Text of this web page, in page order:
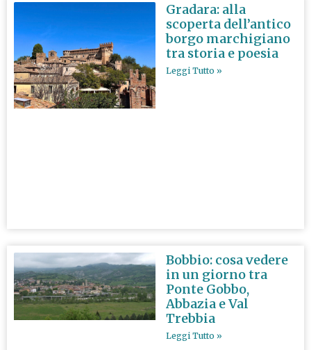
Gradara: alla
scoperta dell’antico
borgo marchigiano
tra storia e poesia
Leggi Tutto »
Bobbio: cosa vedere
in un giorno tra
Ponte Gobbo,
Abbazia e Val
Trebbia
Leggi Tutto »